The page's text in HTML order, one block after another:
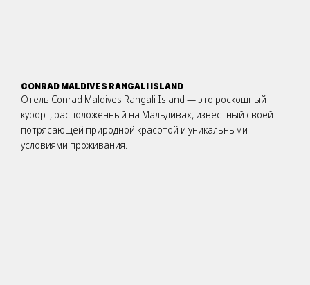
CONRAD MALDIVES RANGALI ISLAND
Отель Conrad Maldives Rangali Island — это роскошный
курорт, расположенный на Мальдивах, известный своей
потрясающей природной красотой и уникальными
условиями проживания.